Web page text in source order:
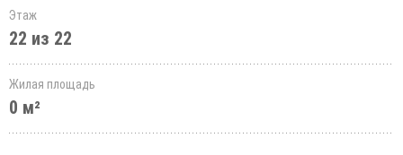
Этаж
22 из 22
Жилая площадь
0 м²